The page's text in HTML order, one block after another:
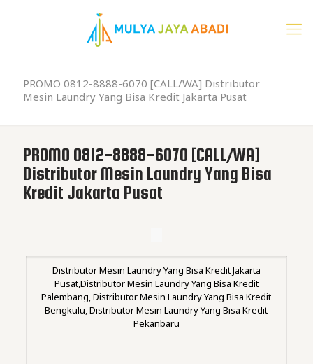
PROMO 0812-8888-6070 [CALL/WA] Distributor
Mesin Laundry Yang Bisa Kredit Jakarta Pusat
PROMO 0812-8888-6070 [CALL/WA]
Distributor Mesin Laundry Yang Bisa
Kredit Jakarta Pusat
Distributor Mesin Laundry Yang Bisa Kredit Jakarta
Pusat,Distributor Mesin Laundry Yang Bisa Kredit
Palembang, Distributor Mesin Laundry Yang Bisa Kredit
Bengkulu, Distributor Mesin Laundry Yang Bisa Kredit
Pekanbaru